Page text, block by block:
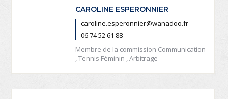
CAROLINE ESPERONNIER
caroline.esperonnier@wanadoo.fr
06 74 52 61 88
Membre de la commission Communication
, Tennis Féminin , Arbitrage